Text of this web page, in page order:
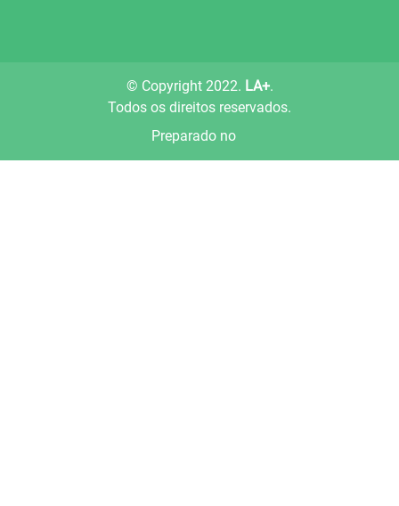
© Copyright 2022. LA+.
Todos os direitos reservados.
Preparado no